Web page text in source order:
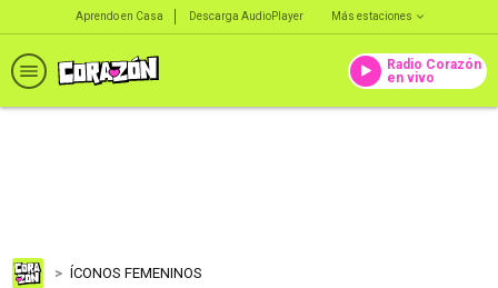
Aprendo en Casa Descarga AudioPlayer Más estaciones
Radio Corazón
en vivo
ÍCONOS FEMENINOS